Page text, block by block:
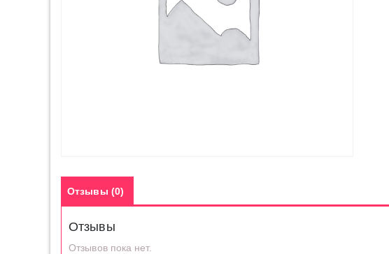
Отзывы (0)
Отзывы
Отзывов пока нет.